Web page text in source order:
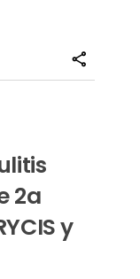
share
2a
y